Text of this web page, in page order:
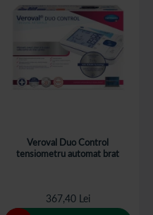
Veroval Duo Control
tensiometru automat brat
367,40 Lei